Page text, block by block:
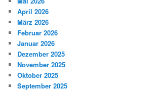
April 2026
März 2026
Februar 2026
Januar 2026
Dezember 2025
November 2025
Oktober 2025
September 2025